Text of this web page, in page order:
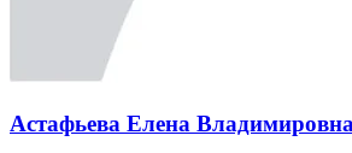
Астафьева Елена Владимировна